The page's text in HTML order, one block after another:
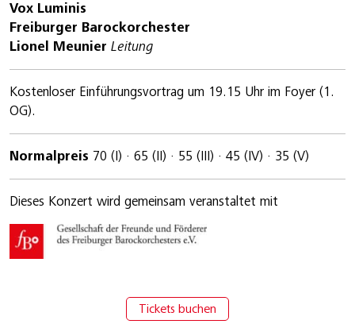
Vox Luminis
Freiburger Barockorchester
Lionel Meunier Leitung
Kostenloser Einführungsvortrag um 19.15 Uhr im Foyer (1.
OG).
Normalpreis 70 (I) · 65 (II) · 55 (III) · 45 (IV) · 35 (V)
Dieses Konzert wird gemeinsam veranstaltet mit
Tickets buchen